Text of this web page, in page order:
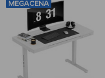
MEGACENA